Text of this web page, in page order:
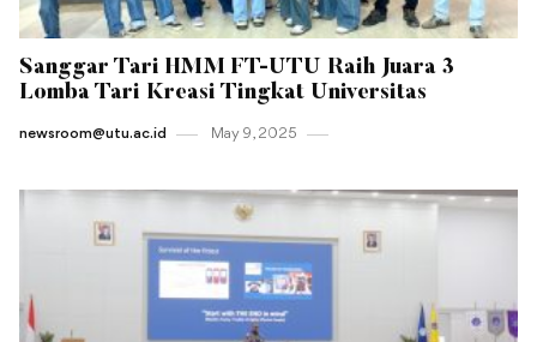
Sanggar Tari HMM FT-UTU Raih Juara 3
Lomba Tari Kreasi Tingkat Universitas
newsroom@utu.ac.id May 9 , 2025